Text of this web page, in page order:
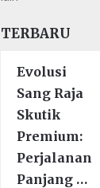
TERBARU
Evolusi
Sang Raja
Skutik
Premium:
Perjalanan
Panjang …